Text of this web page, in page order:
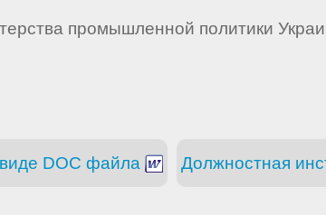
промышленной политики
Должностная
DOC файла